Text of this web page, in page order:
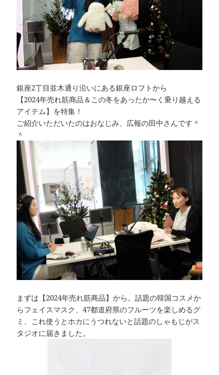
銀座2丁目並木通り沿いにある銀座ロフトから
【2024年売れ筋商品＆この冬をあったか〜く乗り越える
アイテム】を特集！
ご紹介いただいたのはおなじみ、広報の田中さんです＾
＾
まずは【2024年売れ筋商品】から。話題の韓国コスメか
らフェイスマスク、47都道府県のフルーツを楽しめるグ
ミ、これ使うとホカにうつれないと話題のしゃもじがス
タジオに届きました。